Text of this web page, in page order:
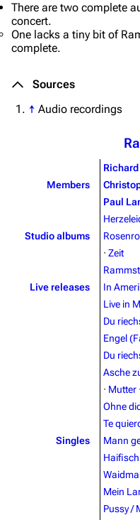
Navigation
Main page
There are two complete
concert.
One lacks a tiny bit of
complete.
Sources
↑ Audio recordings
Members
Paul
Studio albums
· Zeit
Live releases
In
Live in
Singles
Du
Engel
Du
Asche
· Mutter ·
Ohne
Te
Mann
Haifisch
Mein
Pussy /